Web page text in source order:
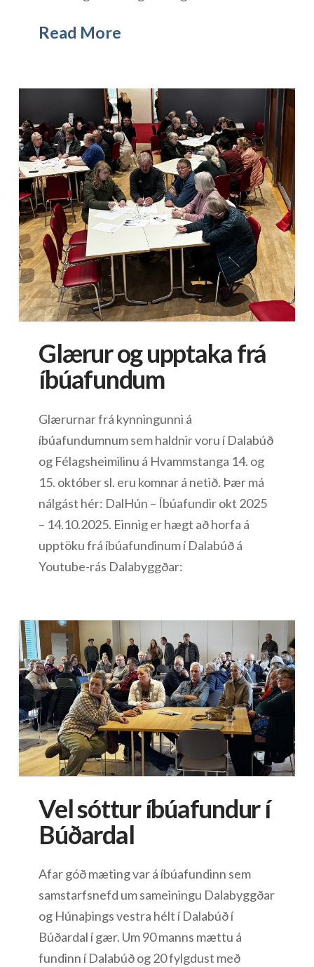
Read More
Glærur og upptaka frá
íbúafundum
Glærurnar frá kynningunni á
íbúafundumnum sem haldnir voru í Dalabúð
og Félagsheimilinu á Hvammstanga 14. og
15. október sl. eru komnar á netið. Þær má
nálgást hér: DalHún – Íbúafundir okt 2025
– 14.10.2025. Einnig er hægt að horfa á
upptöku frá íbúafundinum í Dalabúð á
Youtube-rás Dalabyggðar:
Vel sóttur íbúafundur í
Búðardal
Afar góð mæting var á íbúafundinn sem
samstarfsnefd um sameiningu Dalabyggðar
og Húnaþings vestra hélt í Dalabúð í
Búðardal í gær. Um 90 manns mættu á
fundinn í Dalabúð og 20 fylgdust með